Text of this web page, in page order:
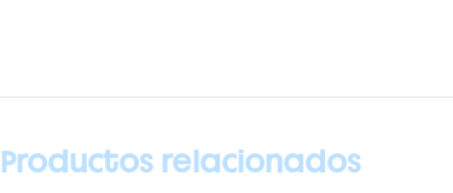
Productos relacionados